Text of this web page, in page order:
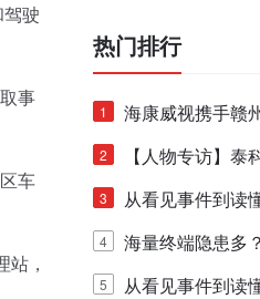
驶
事
车
，
热门排行
1
海康威视携手赣
里绿波网
2
【人物专访】
宁解码安防出海
3
从看见事件到读
E IQ 3.20开启安
4
海量终端隐患多
联安全产品，四
5
从看见事件到读